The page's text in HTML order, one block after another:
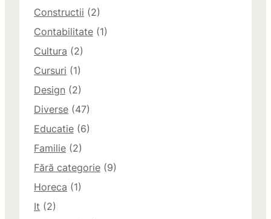
Constructii (2)
Contabilitate (1)
Cultura (2)
Cursuri (1)
Design (2)
Diverse (47)
Educatie (6)
Familie (2)
Fără categorie (9)
Horeca (1)
It (2)